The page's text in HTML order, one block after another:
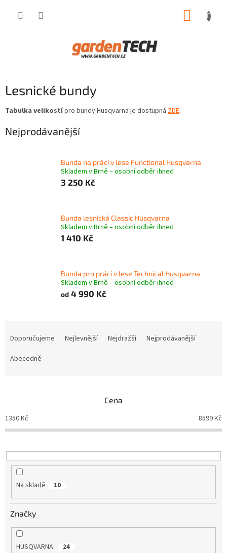
Lesnické bundy
Tabulka velikostípro bundy Husqvarna je dostupná ZDE.
Nejprodávanější
Bunda na práci v lese Functional Husqvarna
Skladem v Brně – osobní odběr ihned
3 250 Kč
Bunda lesnická Classic Husqvarna
Skladem v Brně – osobní odběr ihned
1 410 Kč
Bunda pro práci v lese Technical Husqvarna
Skladem v Brně – osobní odběr ihned
od 4 990 Kč
o
d
k
t
Doporučujeme Nejlevnější Nejdražší
Nejprodávanější
Abecedně
Cena
1350Kč 8599Kč
Na skladě 10
Značky
HUSQVARNA 24